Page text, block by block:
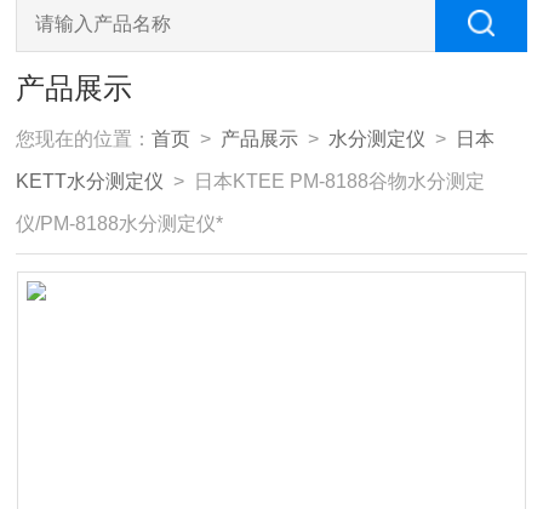
产品展示
您现在的位置：首页 > 产品展示 > 水分测定仪 > 日本
KETT水分测定仪 > 日本KTEE PM-8188谷物水分测定
仪/PM-8188水分测定仪*